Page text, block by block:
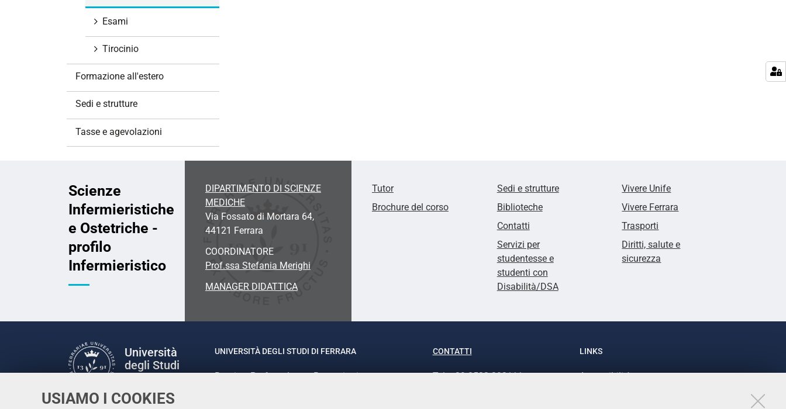
USIAMO I COOKIES
Esami
Tirocinio
Formazione all'estero
Sedi e strutture
Tasse e agevolazioni
Scienze
Infermieristiche
e Ostetriche -
profilo
Infermieristico
DIPARTIMENTO DI SCIENZE
MEDICHE
Via Fossato di Mortara 64,
44121 Ferrara
COORDINATORE
Prof.ssa Stefania Merighi
MANAGER DIDATTICA
Tutor
Brochure del corso
Sedi e strutture
Biblioteche
Contatti
Servizi per
studentesse e
studenti con
Disabilità/DSA
Vivere Unife
Vivere Ferrara
Trasporti
Diritti, salute e
sicurezza
Università
degli Studi
UNIVERSITÀ DEGLI STUDI DI FERRARA
Rettrice: Prof.ssa Laura Ramaciotti
CONTATTI
Tel. +39 0532 293111
LINKS
Accessibilità